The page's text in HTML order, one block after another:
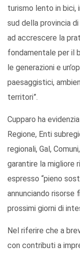
turismo lento in bici,
sud della provincia
ad accrescere la
fondamentale per il
le generazioni e
paesaggistici,
territori”.
Cupparo ha
Regione, Enti
regionali, Gal,
garantire la migliore
espresso “pieno
annunciando risorse
prossimi giorni di
Nel riferire che a
con contributi a